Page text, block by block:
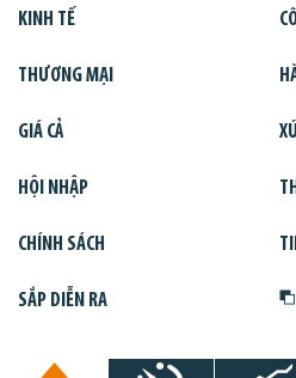
KINH TẾ
THƯƠNG MẠI
GIÁ CẢ
HỘI NHẬP
CHÍNH SÁCH
SẮP DIỄN RA